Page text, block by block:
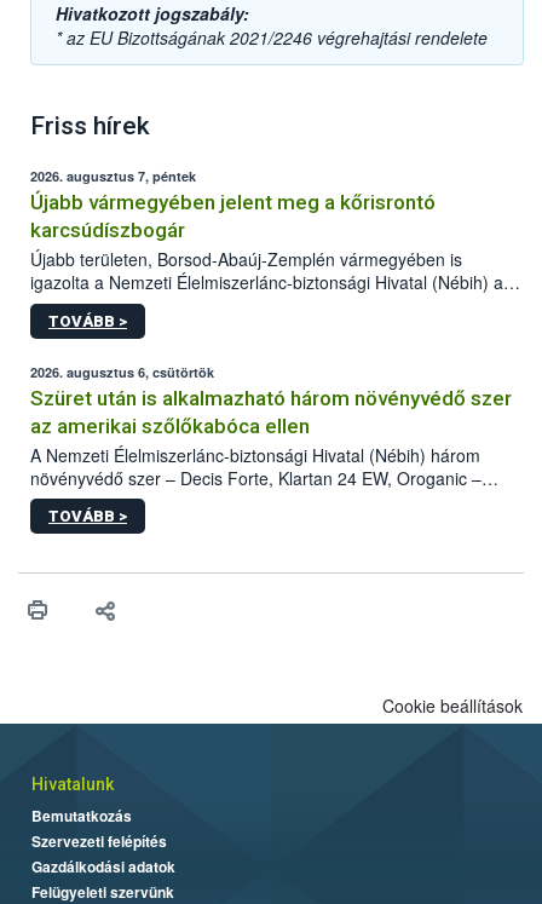
Hivatkozott jogszabály:
* az EU Bizottságának 2021/2246 végrehajtási rendelete
Friss hírek
2026. augusztus 7, péntek
Újabb vármegyében jelent meg a kőrisrontó
karcsúdíszbogár
Újabb területen, Borsod-Abaúj-Zemplén vármegyében is
igazolta a Nemzeti Élelmiszerlánc-biztonsági Hivatal (Nébih) a
kőrisrontó karcsúdíszbogár (Agrilus planipennis) jelenlétét. A
kártevőt nem csak színcsapdában találták meg, de már fertőzött
az intenzív felderítést, emellett az intézkedéseket a szlovák
hatósággal is összehangolják a terjedés megállítása érdekében.
TOVÁBB >
2026. augusztus 6, csütörtök
Szüret után is alkalmazható három növényvédő szer
az amerikai szőlőkabóca ellen
A Nemzeti Élelmiszerlánc-biztonsági Hivatal (Nébih) három
növényvédő szer – Decis Forte, Klartan 24 EW, Oroganic –
engedélyokiratát módosította, így azok a szüretet követően,
egészen a vesszőérettség (BBCH 91) stádiumáig
érésű szőlőkben is legyen lehetőség a károsító elleni további
felhasználók számára is elérhető és ökológiai termesztésben is
TOVÁBB >
Cookie beállítások
Hivatalunk
Bemutatkozás
Szervezeti felépítés
Gazdálkodási adatok
Felügyeleti szervünk